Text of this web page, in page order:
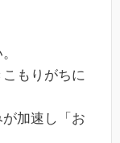
もりがちに
加速し「お